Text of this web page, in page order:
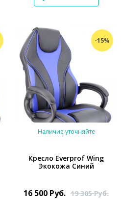
-15%
Наличие уточняйте
Кресло Everprof Wing
Экокожа Синий
16 500 Руб. 19 305Руб.